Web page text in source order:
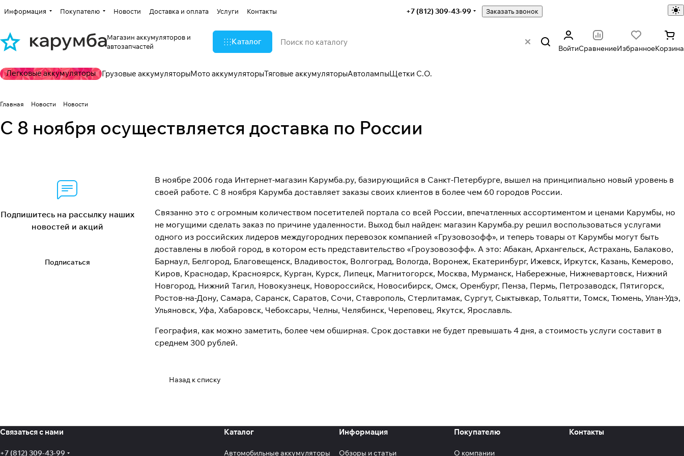
Информация Покупателю Новости Доставка и оплата Услуги Контакты +7 (812) 309-43-99 Заказать звонок
Магазин аккумуляторов и
автозапчастей
Каталог
ВойтиСравнениеИзбранноеКорзина
Легковые аккумуляторы Грузовые аккумуляторыМото аккумуляторыТяговые аккумуляторыАвтолампыЩетки С.О.
Главная Новости Новости
С 8 ноября осуществляется доставка по России
В ноябре 2006 года Интернет-магазин Карумба.ру, базирующийся в Санкт-Петербурге, вышел на принципиально новый уровень в
своей работе. С 8 ноября Карумба доставляет заказы своих клиентов в более чем 60 городов России.
Связанно это с огромным количеством посетителей портала со всей России, впечатленных ассортиментом и ценами Карумбы, но
не могущими сделать заказ по причине удаленности. Выход был найден: магазин Карумба.ру решил воспользоваться услугами
одного из российских лидеров междугородних перевозок компанией «Грузовозофф», и теперь товары от Карумбы могут быть
доставлены в любой город, в котором есть представительство «Гроузовозофф». А это: Абакан, Архангельск, Астрахань, Балаково,
Барнаул, Белгород, Благовещенск, Владивосток, Волгоград, Вологда, Воронеж, Екатеринбург, Ижевск, Иркутск, Казань, Кемерово,
Киров, Краснодар, Красноярск, Курган, Курск, Липецк, Магнитогорск, Москва, Мурманск, Набережные, Нижневартовск, Нижний
Новгород, Нижний Тагил, Новокузнецк, Новороссийск, Новосибирск, Омск, Оренбург, Пенза, Пермь, Петрозаводск, Пятигорск,
Ростов-на-Дону, Самара, Саранск, Саратов, Сочи, Ставрополь, Стерлитамак, Сургут, Сыктывкар, Тольятти, Томск, Тюмень, Улан-Удэ,
Ульяновск, Уфа, Хабаровск, Чебоксары, Челны, Челябинск, Череповец, Якутск, Ярославль.
География, как можно заметить, более чем обширная. Срок доставки не будет превышать 4 дня, а стоимость услуги составит в
среднем 300 рублей.
Назад к списку
Подпишитесь на рассылку наших
новостей и акций
Подписаться
Связаться с нами
+7 (812) 309-43-99
Каталог
Автомобильные аккумуляторы
Информация
Обзоры и статьи
Покупателю
О компании
Контакты